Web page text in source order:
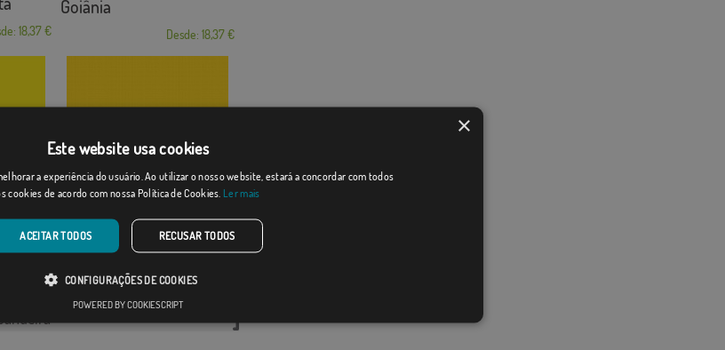
18,37 €
Goiânia
Desde: 18,37 €
Colombia S/E
×
Este website usa cookies
a experiência do usuário. Ao utilizar o nosso website, estará a concordar com todos
cookies de acordo com nossa Política de Cookies. Ler mais
ACEITAR TODOS RECUSAR TODOS
CONFIGURAÇÕES DE COOKIES
POWERED BY COOKIESCRIPT